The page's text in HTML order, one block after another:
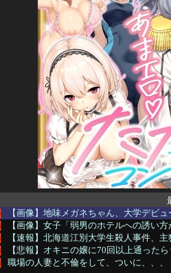
【画像】地味メガネちゃん、大学デビ
【画像】女子「弱男のホテルへの誘い
【速報】北海道江別大学生殺人事件、
【悲報】オキニの嬢に70回以上通った
職場の人妻と不倫をして、ついに、、、